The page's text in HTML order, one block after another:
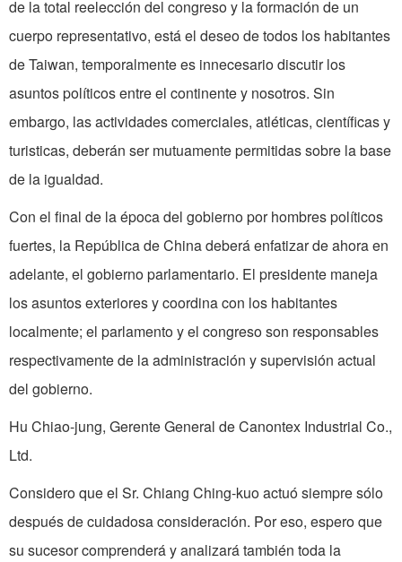
de la total reelección del congreso y la formación de un
cuerpo representativo, está el deseo de todos los habitantes
de Taiwan, temporalmente es innecesario discutir los
asuntos políticos entre el continente y nosotros. Sin
embargo, las actividades comerciales, atléticas, científicas y
turisticas, deberán ser mutuamente permitidas sobre la base
de la igualdad.
Con el final de la época del gobierno por hombres políticos
fuertes, la República de China deberá enfatizar de ahora en
adelante, el gobierno parlamentario. El presidente maneja
los asuntos exteriores y coordina con los habitantes
localmente; el parlamento y el congreso son responsables
respectivamente de la administración y supervisión actual
del gobierno.
Hu Chiao-jung, Gerente General de Canontex Industrial Co.,
Ltd.
Considero que el Sr. Chiang Ching­-kuo actuó siempre sólo
después de cuidadosa consideración. Por eso, espero que
su sucesor comprenderá y analizará también toda la